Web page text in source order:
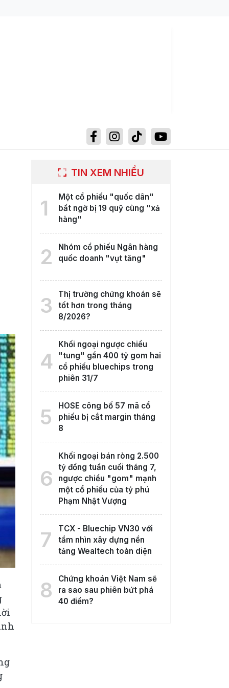
TIN XEM NHIỀU
1
Một cổ phiếu "quốc dân"
bất ngờ bị 19 quỹ cùng "xả
hàng"
2
Nhóm cổ phiếu Ngân hàng
quốc doanh "vụt tăng"
3
Thị trường chứng khoán sẽ
tốt hơn trong tháng
8/2026?
4
Khối ngoại ngược chiều
"tung" gần 400 tỷ gom hai
cổ phiếu bluechips trong
phiên 31/7
5
HOSE công bố 57 mã cổ
phiếu bị cắt margin tháng
8
6
Khối ngoại bán ròng 2.500
tỷ đồng tuần cuối tháng 7,
ngược chiều "gom" mạnh
một cổ phiếu của tỷ phú
Phạm Nhật Vượng
7
TCX - Bluechip VN30 với
tầm nhìn xây dựng nền
tảng Wealtech toàn diện
8
Chứng khoán Việt Nam sẽ
ra sao sau phiên bứt phá
40 điểm?